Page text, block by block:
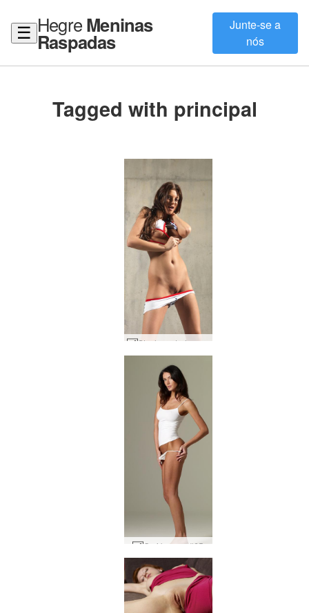
☰ HegreMeninas
Raspadas
Junte-se a
nós
Tagged with principal
Stasha estrelas e listras #60
Orsi branco #65